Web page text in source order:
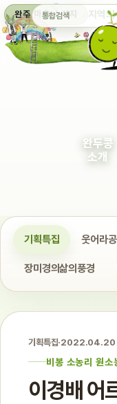
완주 마을 소식지 지역
통합검색
완두콩
소개
기획특집 웃어라공
장미경의삶의풍경
기획특집·2022.04.20
비봉 소농리 원소
이경배 어